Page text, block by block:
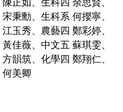
宋秉勳、生科系 何攖寧、
江玉秀、 農藝四 鄭彩婷、
黃佳薇、中文五 蘇琪雯、
方韻筑、化學四 鄭翔仁、
何美卿